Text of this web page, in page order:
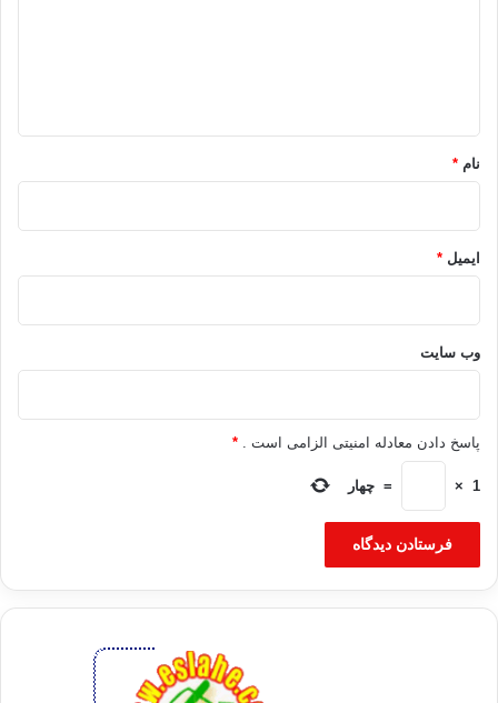
نام *
ایمیل *
وب‌ سایت
پاسخ دادن معادله امنیتی الزامی است . *
1
×
= چهار